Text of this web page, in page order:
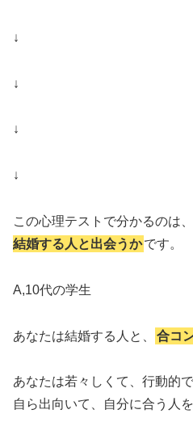
↓
↓
↓
↓
この心理テストで分かるのは、
結婚する人と出会うかです。
A,10代の学生
あなたは結婚する人と、 合コ
あなたは若々しくて、行動的で
自ら出向いて、自分に合う人